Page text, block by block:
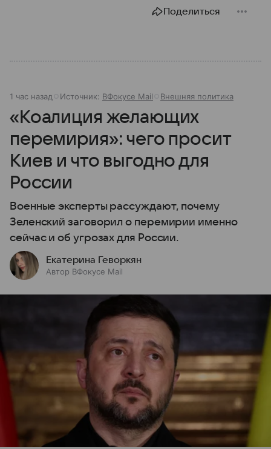
Поделиться
1 час назад Источник: ВФокусе Mail Внешняя политика
«Коалиция желающих
перемирия»: чего просит
Киев и что выгодно для
России
Военные эксперты рассуждают, почему
Зеленский заговорил о перемирии именно
сейчас и об угрозах для России.
Екатерина Геворкян
Автор ВФокусе Mail